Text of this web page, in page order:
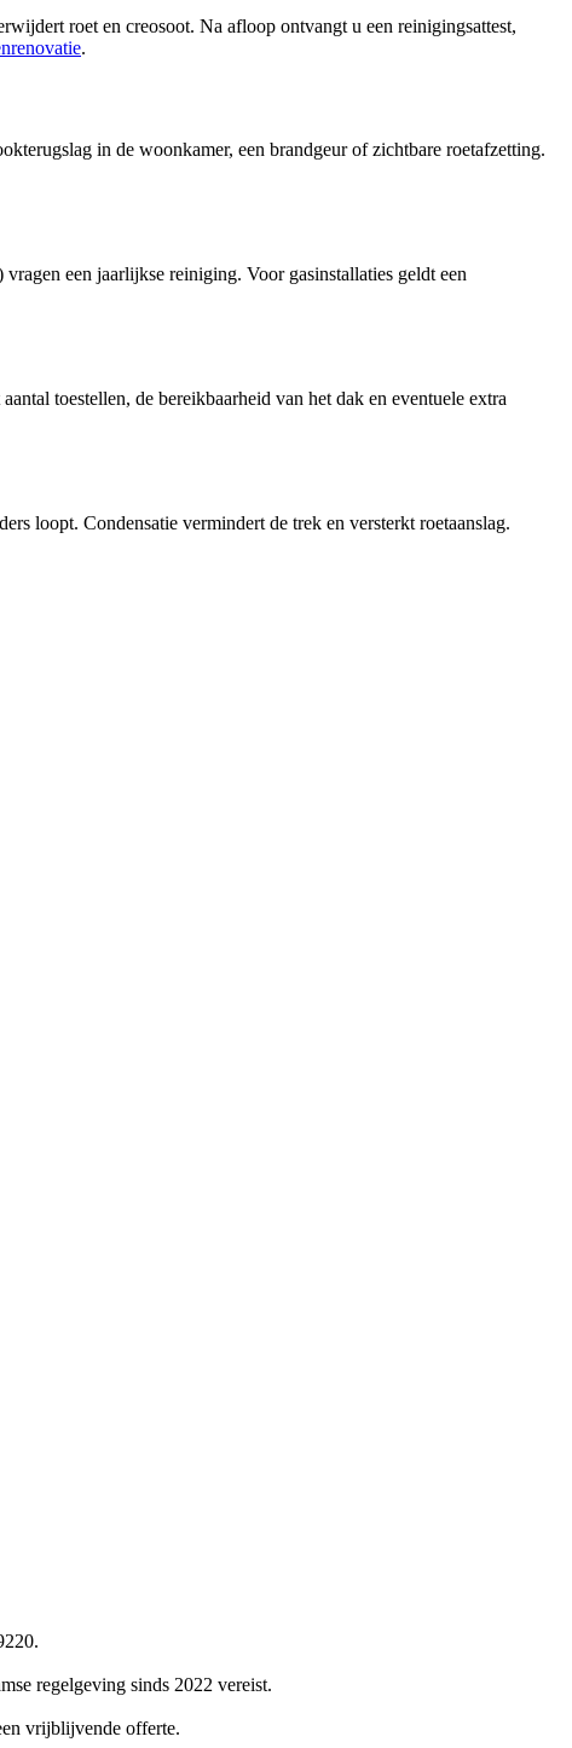
roet en creosoot. Na afloop ontvangt u een reinigingsattest,
.
in de woonkamer, een brandgeur of zichtbare roetafzetting.
een jaarlijkse reiniging. Voor gasinstallaties geldt een
toestellen, de bereikbaarheid van het dak en eventuele extra
loopt. Condensatie vermindert de trek en versterkt roetaanslag.
regelgeving sinds 2022 vereist.
vrijblijvende offerte.